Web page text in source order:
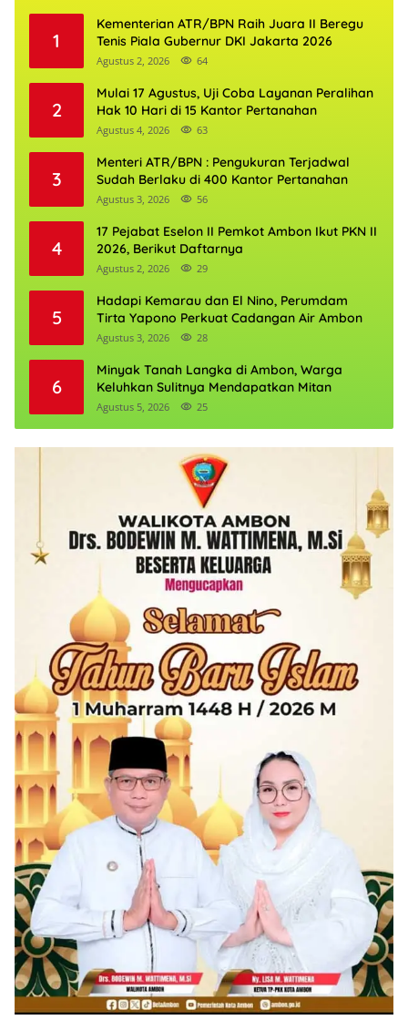
1
Kementerian ATR/BPN Raih Juara II Beregu
Tenis Piala Gubernur DKI Jakarta 2026
Agustus 2, 2026 64
2
Mulai 17 Agustus, Uji Coba Layanan Peralihan
Hak 10 Hari di 15 Kantor Pertanahan
Agustus 4, 2026 63
3
Menteri ATR/BPN : Pengukuran Terjadwal
Sudah Berlaku di 400 Kantor Pertanahan
Agustus 3, 2026 56
4
17 Pejabat Eselon II Pemkot Ambon Ikut PKN II
2026, Berikut Daftarnya
Agustus 2, 2026 29
5
Hadapi Kemarau dan El Nino, Perumdam
Tirta Yapono Perkuat Cadangan Air Ambon
Agustus 3, 2026 28
6
Minyak Tanah Langka di Ambon, Warga
Keluhkan Sulitnya Mendapatkan Mitan
Agustus 5, 2026 25